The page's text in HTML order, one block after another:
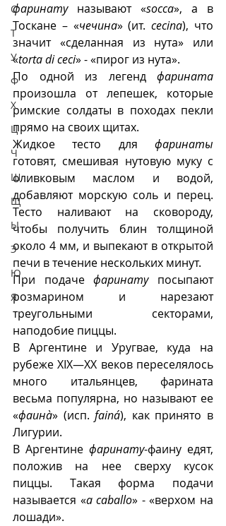
С
Т
У
Ф
Х
Ц
Ч
Ш
Щ
Ы
Э
Ю
Я
фаринату называют «socca», а в
Тоскане – «чечина» (ит. cecina), что
значит «сделанная из нута» или
«torta di ceci» - «пирог из нута».
По одной из легенд фарината
произошла от лепешек, которые
римские солдаты в походах пекли
прямо на своих щитах.
Жидкое тесто для фаринаты
готовят, смешивая нутовую муку с
оливковым маслом и водой,
добавляют морскую соль и перец.
Тесто наливают на сковороду,
чтобы получить блин толщиной
около 4 мм, и выпекают в открытой
печи в течение нескольких минут.
При подаче фаринату посыпают
розмарином и нарезают
треугольными секторами,
наподобие пиццы.
В Аргентине и Уругвае, куда на
рубеже XIX—XX веков переселялось
много итальянцев, фарината
весьма популярна, но называют ее
«фаинà» (исп. fainá), как принято в
Лигурии.
В Аргентине фаринату-фаину едят,
положив на нее сверху кусок
пиццы. Такая форма подачи
называется «a caballo» - «верхом на
лошади».